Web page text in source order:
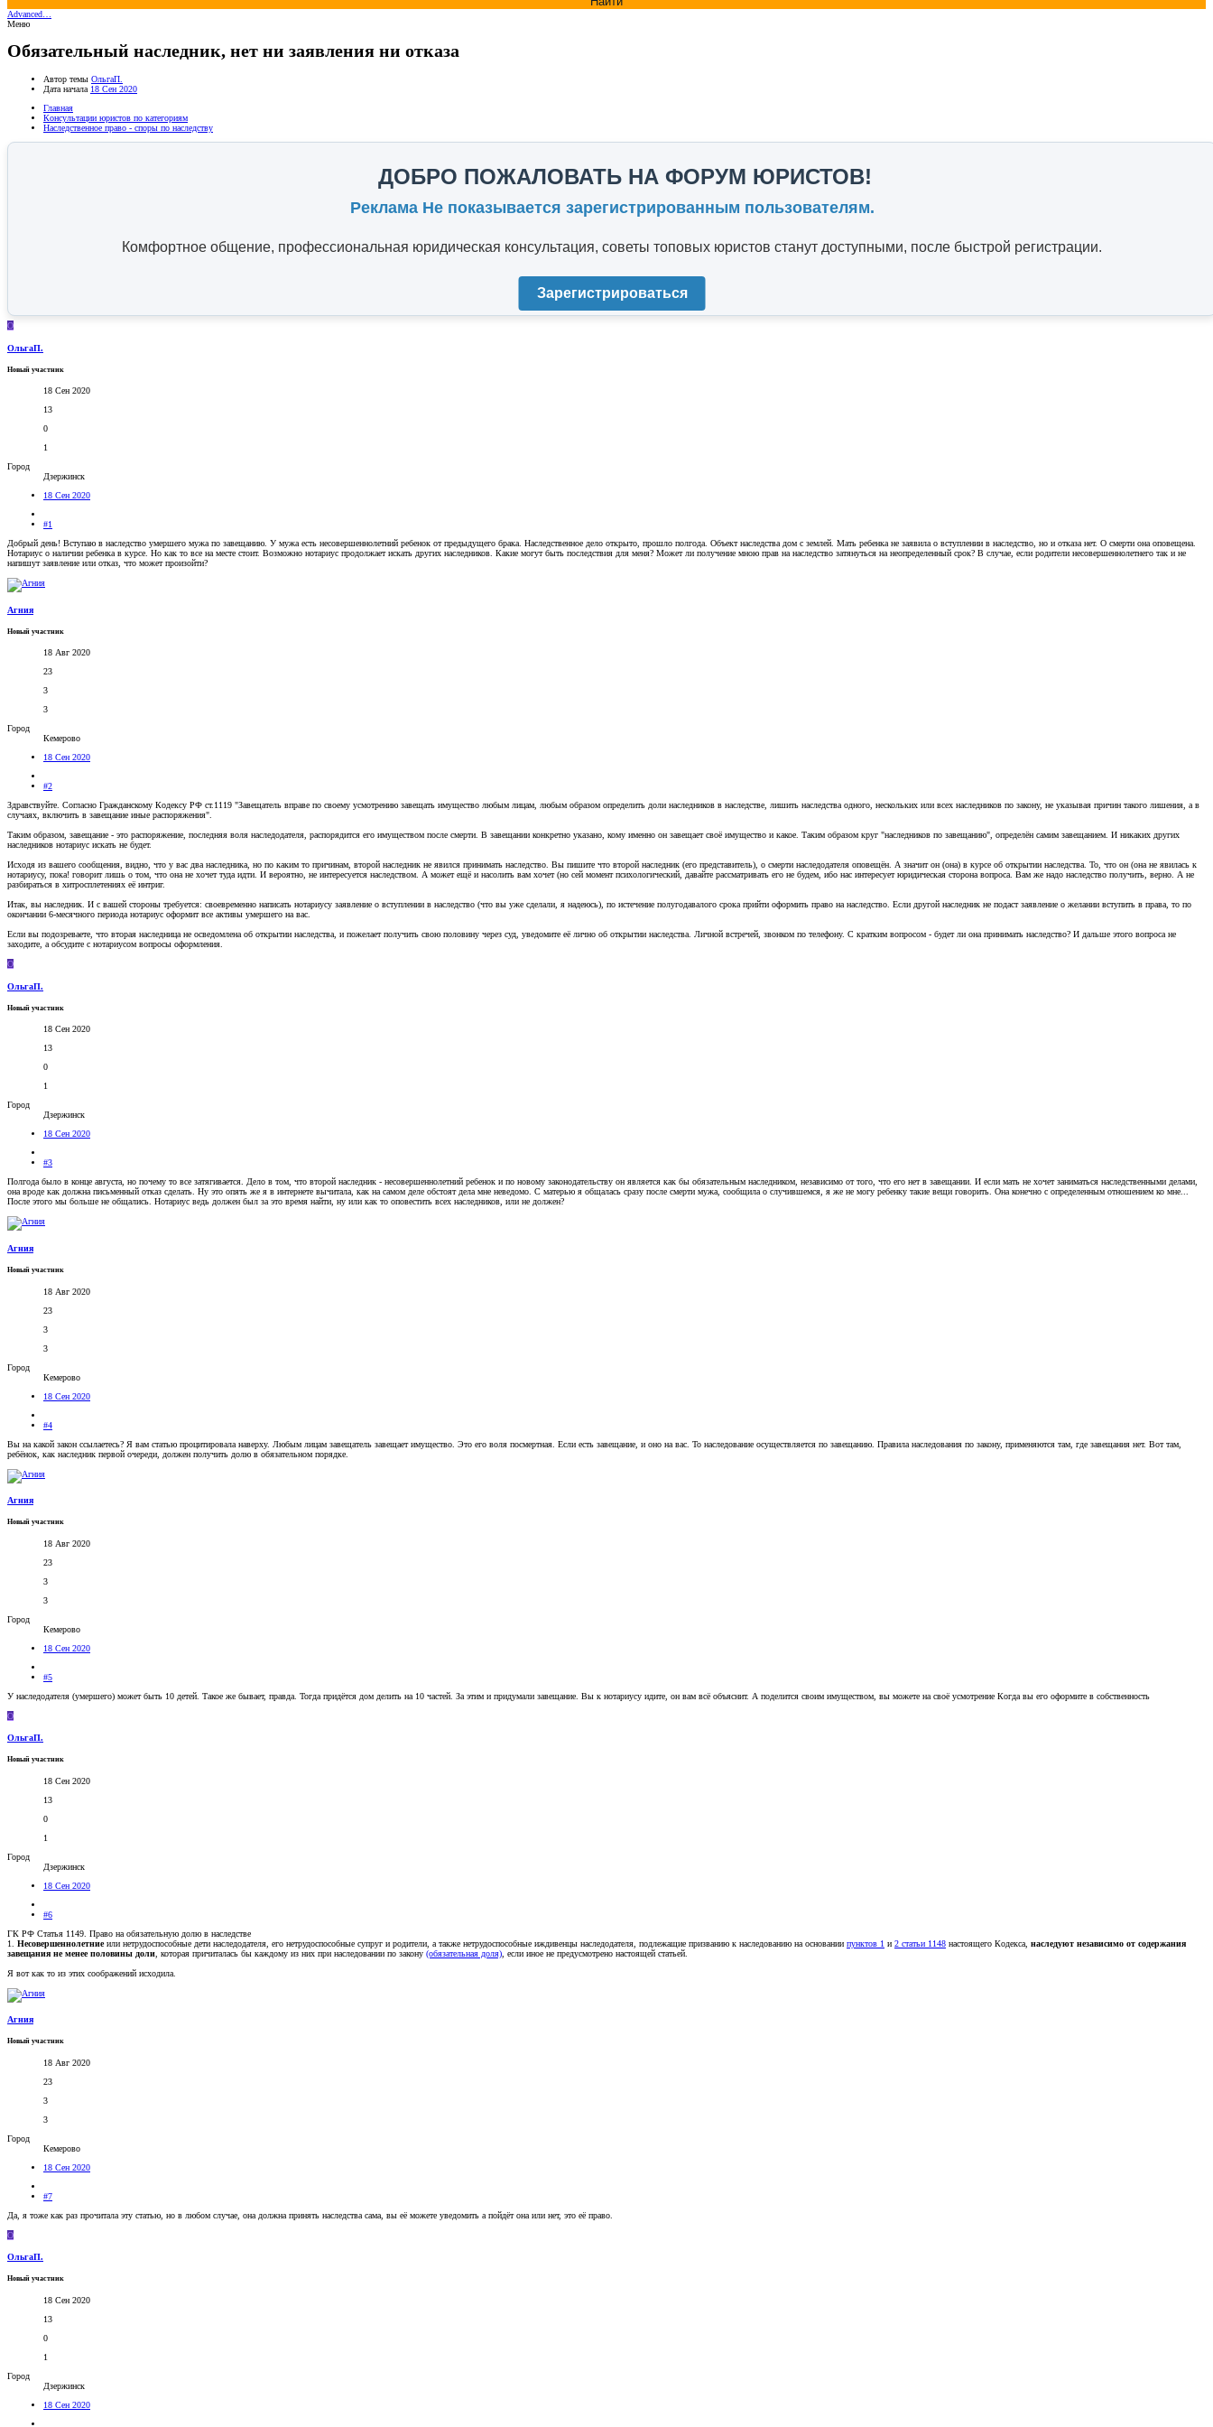
Advanced…
Меню
Обязательный наследник, нет ни заявления ни отказа
Автор темы ОльгаП.
Дата начала 18 Сен 2020
Главная
Консультации юристов по категориям
Наследственное право - споры по наследству
ДОБРО ПОЖАЛОВАТЬ НА ФОРУМ ЮРИСТОВ!
Реклама Не показывается зарегистрированным пользователям.
Комфортное общение, профессиональная юридическая консультация, советы топовых юристов станут доступными, после быстрой регистрации.
Зарегистрироваться
О
ОльгаП.
Новый участник
18 Сен 2020
13
0
1
Город
Дзержинск
18 Сен 2020
#1
Добрый день! Вступаю в наследство умершего мужа по завещанию. У мужа есть несовершеннолетний ребенок от предыдущего брака. Наследственное дело открыто, прошло полгода. Объект наследства дом с землей. Мать ребенка не заявила о вступлении в наследство, но и отказа нет. О смерти она оповещена.
Нотариус о наличии ребенка в курсе. Но как то все на месте стоит. Возможно нотариус продолжает искать других наследников. Какие могут быть последствия для меня? Может ли получение мною прав на наследство затянуться на неопределенный срок? B случае, если родители несовершеннолетнего так и не
напишут заявление или отказ, что может произойти?
Агния
Новый участник
18 Авг 2020
23
3
3
Город
Кемерово
18 Сен 2020
#2
Здравствуйте. Согласно Гражданскому Кодексу РФ ст.1119 "Завещатель вправе по своему усмотрению завещать имущество любым лицам, любым образом определить доли наследников в наследстве, лишить наследства одного, нескольких или всех наследников по закону, не указывая причин такого лишения, а в
случаях, включить в завещание иные распоряжения".
Таким образом, завещание - это распоряжение, последняя воля наследодателя, распорядится его имуществом после смерти. В завещании конкретно указано, кому именно он завещает своё имущество и какое. Таким образом круг "наследников по завещанию", определён самим завещанием. И никаких других
наследников нотариус искать не будет.
Исходя из вашего сообщения, видно, что у вас два наследника, но по каким то причинам, второй наследник не явился принимать наследство. Вы пишите что второй наследник (его представитель), о смерти наследодателя оповещён. А значит он (она) в курсе об открытии наследства. То, что он (она не явилась к
нотариусу, пока! говорит лишь о том, что она не хочет туда идти. И вероятно, не интересуется наследством. А может ещё и насолить вам хочет (но сей момент психологический, давайте рассматривать его не будем, ибо нас интересует юридическая сторона вопроса. Вам же надо наследство получить, верно. А не
разбираться в хитросплетениях её интриг.
Итак, вы наследник. И с вашей стороны требуется: своевременно написать нотариусу заявление о вступлении в наследство (что вы уже сделали, я надеюсь), по истечение полугодавалого срока прийти оформить право на наследство. Если другой наследник не подаст заявление о желании вступить в права, то по
окончании 6-месячного периода нотариус оформит все активы умершего на вас.
Если вы подозреваете, что вторая наследница не осведомлена об открытии наследства, и пожелает получить свою половину через суд, уведомите её лично об открытии наследства. Личной встречей, звонком по телефону. С кратким вопросом - будет ли она принимать наследство? И дальше этого вопроса не
заходите, а обсудите с нотариусом вопросы оформления.
О
ОльгаП.
Новый участник
18 Сен 2020
13
0
1
Город
Дзержинск
18 Сен 2020
#3
Полгода было в конце августа, но почему то все затягивается. Дело в том, что второй наследник - несовершеннолетний ребенок и по новому законодательству он является как бы обязательным наследником, независимо от того, что его нет в завещании. И если мать не хочет заниматься наследственными делами,
она вроде как должна письменный отказ сделать. Ну это опять же я в интернете вычитала, как на самом деле обстоят дела мне неведомо. С матерью я общалась сразу после смерти мужа, сообщила о случившемся, я же не могу ребенку такие вещи говорить. Она конечно с определенным отношением ко мне...
После этого мы больше не общались. Нотариус ведь должен был за это время найти, ну или как то оповестить всех наследников, или не должен?
Агния
Новый участник
18 Авг 2020
23
3
3
Город
Кемерово
18 Сен 2020
#4
Вы на какой закон ссылаетесь? Я вам статью процитировала наверху. Любым лицам завещатель завещает имущество. Это его воля посмертная. Если есть завещание, и оно на вас. То наследование осуществляется по завещанию. Правила наследования по закону, применяются там, где завещания нет. Вот там,
ребёнок, как наследник первой очереди, должен получить долю в обязательном порядке.
Агния
Новый участник
18 Авг 2020
23
3
3
Город
Кемерово
18 Сен 2020
#5
У наследодателя (умершего) может быть 10 детей. Такое же бывает, правда. Тогда придётся дом делить на 10 частей. За этим и придумали завещание. Вы к нотариусу идите, он вам всё объяснит. А поделится своим имуществом, вы можете на своё усмотрение Когда вы его оформите в собственность
О
ОльгаП.
Новый участник
18 Сен 2020
13
0
1
Город
Дзержинск
18 Сен 2020
#6
ГК РФ Статья 1149. Право на обязательную долю в наследстве
1. Несовершеннолетниеили нетрудоспособные дети наследодателя, его нетрудоспособные супруг и родители, а также нетрудоспособные иждивенцы наследодателя, подлежащие призванию к наследованию на основании пунктов 1 и 2 статьи 1148 настоящего Кодекса, наследуют независимо от содержания
завещания не менее половины доли , которая причиталась бы каждому из них при наследовании по закону (обязательная доля) , если иное не предусмотрено настоящей статьей.
Я вот как то из этих соображений исходила.
Агния
Новый участник
18 Авг 2020
23
3
3
Город
Кемерово
18 Сен 2020
#7
Да, я тоже как раз прочитала эту статью, но в любом случае, она должна принять наследства сама, вы её можете уведомить а пойдёт она или нет, это её право.
О
ОльгаП.
Новый участник
18 Сен 2020
13
0
1
Город
Дзержинск
18 Сен 2020